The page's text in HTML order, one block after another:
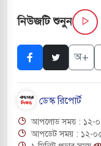
বন্দুকধারীর গুলিতে শিক্ষক
মধ্যপ্রাচ্যে
বিমানবন্দরের নিরাপত্তা
নিউজটি শুনুন
অ+
ডেস্ক রিপোর্ট
আপলোড সময় : ১২-
আপডেট সময় : ১২-